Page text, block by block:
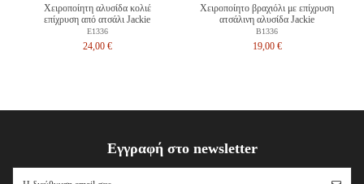
Χειροποίητη αλυσίδα κολιέ
επίχρυση από ατσάλι Jackie
E1336
24,00 €
Χειροποίητο βραχιόλι με επίχρυση
ατσάλινη αλυσίδα Jackie
B1336
19,00 €
Εγγραφή στο newsletter